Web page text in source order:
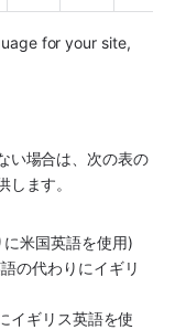
for your site,
い場合は、次の表の
ます。
米国英語を使用)
の代わりにイギリ
イギリス英語を使